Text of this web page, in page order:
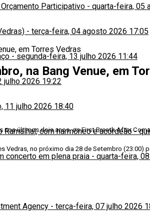
Participativo - quarta-feira, 05
- terça-feira, 04 agosto 2026 17:05
-segunda-feira, 13 julho 2026 11:44
julho 2026 19:22
11 julho 2026 18:40
com harmóneo e acordeão-
concerto em plena praia - quarta-feira,
Agency - terça-feira, 07 julho 2026
na Bang Venue, em
últimos dois anos, os First Breath After
Vedras, no próximo dia 28 de Setembro (23:00)